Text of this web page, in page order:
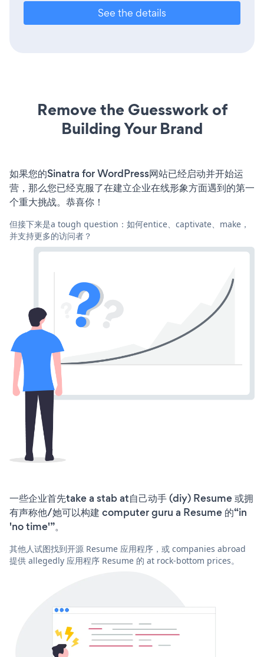
See the details
Remove the Guesswork of
Building Your Brand
如果您的Sinatra for WordPress网站已经启动并开始运
营，那么您已经克服了在建立企业在线形象方面遇到的第一
个重大挑战。恭喜你！
但接下来是a tough question：如何entice、captivate、make，
并支持更多的访问者？
一些企业首先take a stab at自己动手 (diy) Resume 或拥
有声称他/她可以构建 computer guru a Resume 的“in
'no time'”。
其他人试图找到开源 Resume 应用程序，或 companies abroad
提供 allegedly 应用程序 Resume 的 at rock-bottom prices。